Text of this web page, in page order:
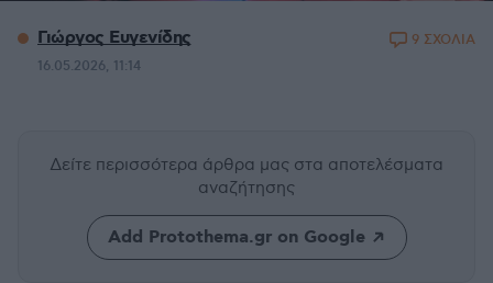
Γιώργος Ευγενίδης
16.05.2026, 11:14
9 ΣΧΟΛΙΑ
Δείτε περισσότερα άρθρα μας στα αποτελέσματα
αναζήτησης
Add Protothema.gr on Google